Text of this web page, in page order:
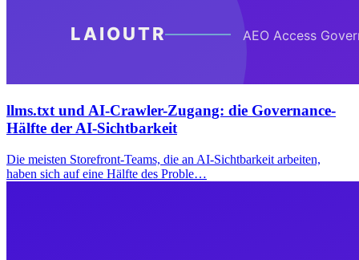
llms.txt und AI-Crawler-Zugang: die Governance-
Hälfte der AI-Sichtbarkeit
Die meisten Storefront-Teams, die an AI-Sichtbarkeit arbeiten,
haben sich auf eine Hälfte des Proble…